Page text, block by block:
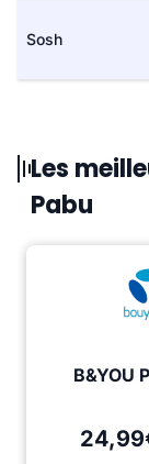
Sosh
Les
Pabu
B&YOU